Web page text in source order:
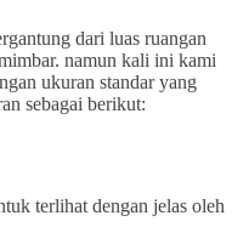
dari luas ruangan
namun kali ini kami
ukuran standar yang
sebagai berikut:
terlihat dengan jelas oleh